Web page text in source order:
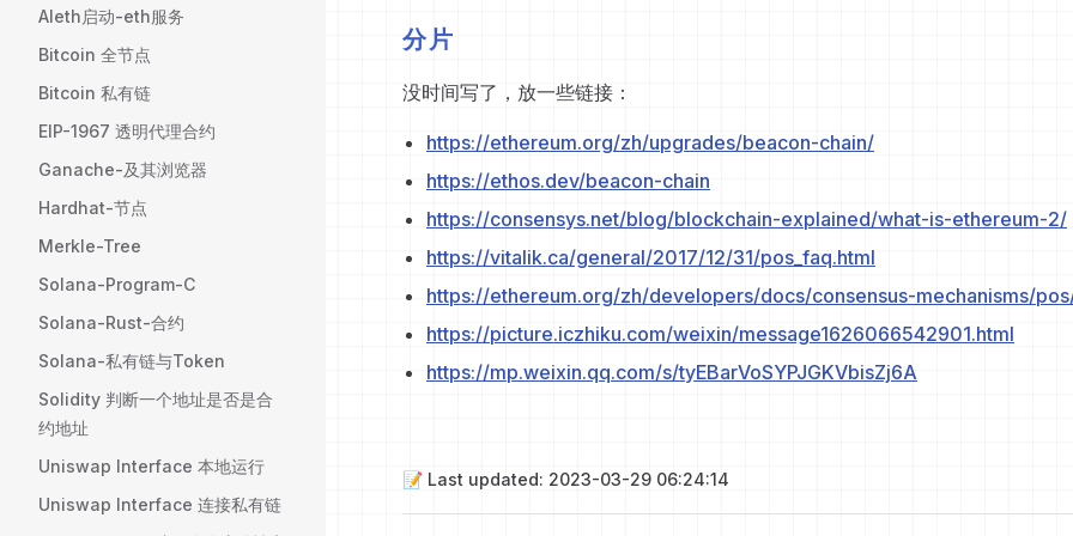
Aleth启动-eth服务
Bitcoin 全节点
Bitcoin 私有链
EIP-1967 透明代理合约
Ganache-及其浏览器
Hardhat-节点
Merkle-Tree
Solana-Program-C
Solana-Rust-合约
Solana-私有链与Token
Solidity 判断一个地址是否是合
约地址
Uniswap Interface 本地运行
Uniswap Interface 连接私有链
分片
没时间写了，放一些链接：
https://ethereum.org/zh/upgrades/beacon-chain/
https://ethos.dev/beacon-chain
https://consensys.net/blog/blockchain-explained/what-is-ethereum-2/
https://vitalik.ca/general/2017/12/31/pos_faq.html
https://ethereum.org/zh/developers/docs/consensus-mechanisms/
https://picture.iczhiku.com/weixin/message1626066542901.html
https://mp.weixin.qq.com/s/tyEBarVoSYPJGKVbisZj6A
📝 Last updated: 2023-03-29 06:24:14